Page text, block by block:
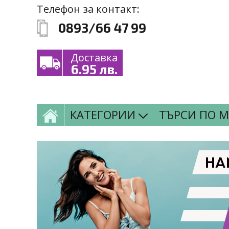
Премини към основното съдържание
Skip to navigationТелефон за контакт:
0893/66 47 99
Доставка
6.95 лв.
КАТЕГОРИИ ТЪРСИ ПО